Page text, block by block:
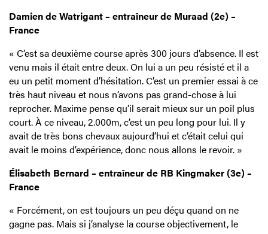
Damien de Watrigant – entraîneur de Muraad (2e) –
France
« C’est sa deuxième course après 300 jours d’absence. Il est
venu mais il était entre deux. On lui a un peu résisté et il a
eu un petit moment d’hésitation. C’est un premier essai à ce
très haut niveau et nous n’avons pas grand-chose à lui
reprocher. Maxime pense qu’il serait mieux sur un poil plus
court. À ce niveau, 2.000m, c’est un peu long pour lui. Il y
avait de très bons chevaux aujourd’hui et c’était celui qui
avait le moins d’expérience, donc nous allons le revoir. »
Élisabeth Bernard – entraîneur de RB Kingmaker (3e) –
France
« Forcément, on est toujours un peu déçu quand on ne
gagne pas. Mais si j’analyse la course objectivement, le